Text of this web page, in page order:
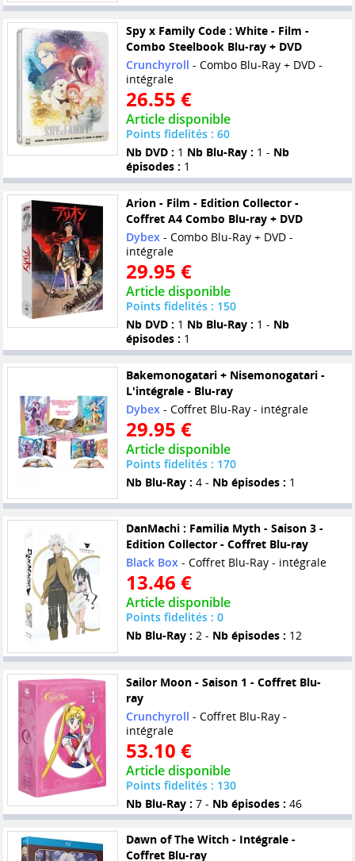
Spy x Family Code : White - Film -
Combo Steelbook Blu-ray + DVD
Crunchyroll - Combo Blu-Ray + DVD -
intégrale
26.55 €
Article disponible
Points fidelités : 60
Nb DVD : 1 Nb Blu-Ray : 1 - Nb
épisodes : 1
Arion - Film - Edition Collector -
Coffret A4 Combo Blu-ray + DVD
Dybex- Combo Blu-Ray + DVD -
intégrale
29.95 €
Article disponible
Points fidelités : 150
Nb DVD : 1 Nb Blu-Ray : 1 - Nb
épisodes : 1
Bakemonogatari + Nisemonogatari -
L'intégrale - Blu-ray
Dybex- Coffret Blu-Ray - intégrale
29.95 €
Article disponible
Points fidelités : 170
Nb Blu-Ray : 4 - Nb épisodes : 1
DanMachi : Familia Myth - Saison 3 -
Edition Collector - Coffret Blu-ray
Black Box- Coffret Blu-Ray - intégrale
13.46 €
Article disponible
Points fidelités : 0
Nb Blu-Ray : 2 - Nb épisodes : 12
Sailor Moon - Saison 1 - Coffret Blu-
ray
Crunchyroll - Coffret Blu-Ray -
intégrale
53.10 €
Article disponible
Points fidelités : 130
Nb Blu-Ray : 7 - Nb épisodes : 46
Dawn of The Witch - Intégrale -
Coffret Blu-ray